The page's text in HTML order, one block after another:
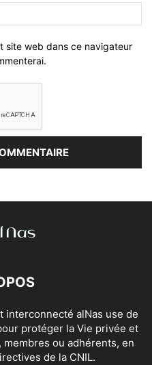
site web dans ce navigateur
interconnecté alNas use de
protéger la Vie privée et
ou adhérents, en
de la CNIL.